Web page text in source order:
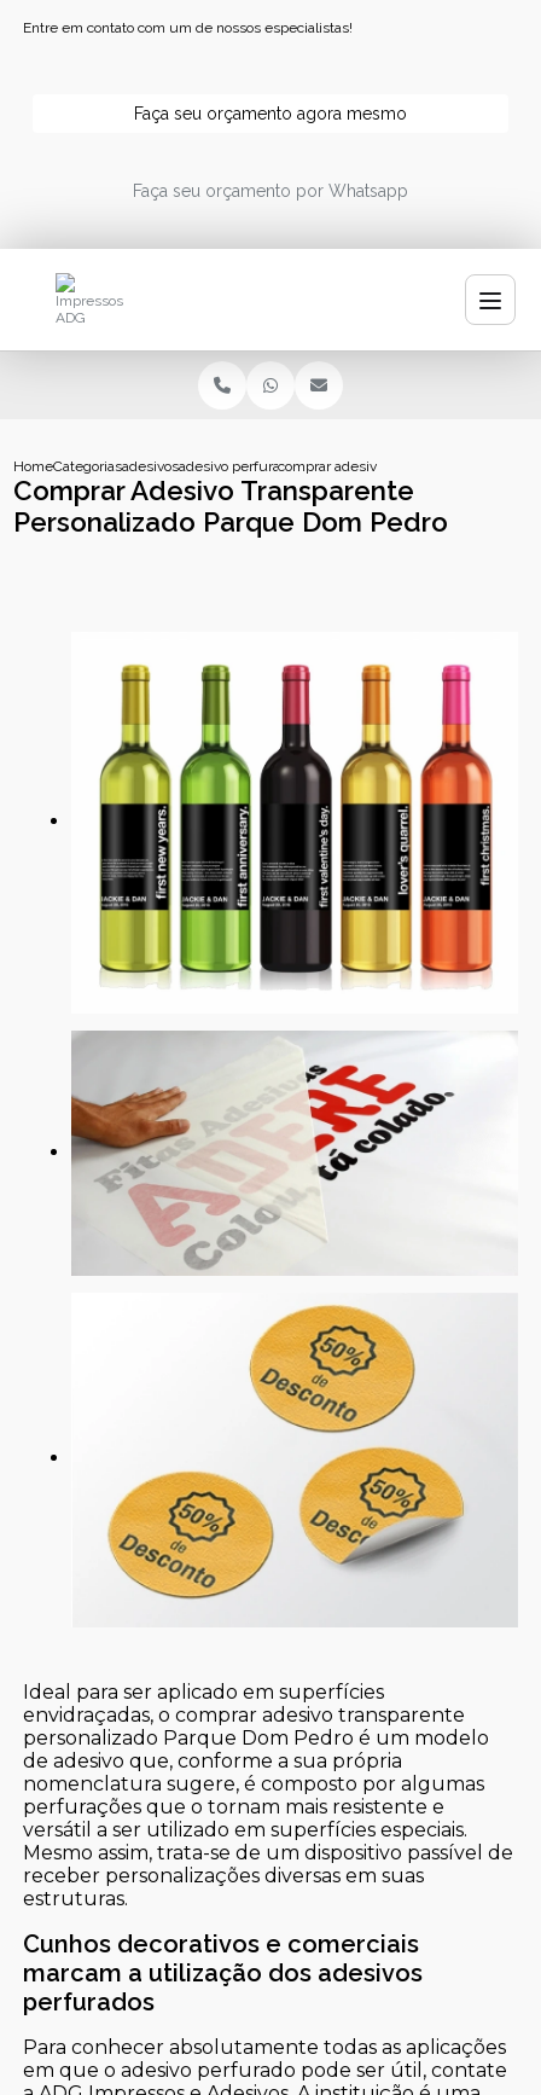
Entre em contato com um de nossos especialistas!
Faça seu orçamento agora mesmo
Faça seu orçamento por Whatsapp
HomeCategoriasadesivosadesivo perfurado personalizado
comprar adesivo transparente
Comprar Adesivo Transparente
Personalizado Parque Dom Pedro
Ideal para ser aplicado em superfícies
envidraçadas, o comprar adesivo transparente
personalizado Parque Dom Pedro é um modelo
de adesivo que, conforme a sua própria
nomenclatura sugere, é composto por algumas
perfurações que o tornam mais resistente e
versátil a ser utilizado em superfícies especiais.
Mesmo assim, trata-se de um dispositivo passível de
receber personalizações diversas em suas
estruturas.
Cunhos decorativos e comerciais
marcam a utilização dos adesivos
perfurados
Para conhecer absolutamente todas as aplicações
em que o adesivo perfurado pode ser útil, contate